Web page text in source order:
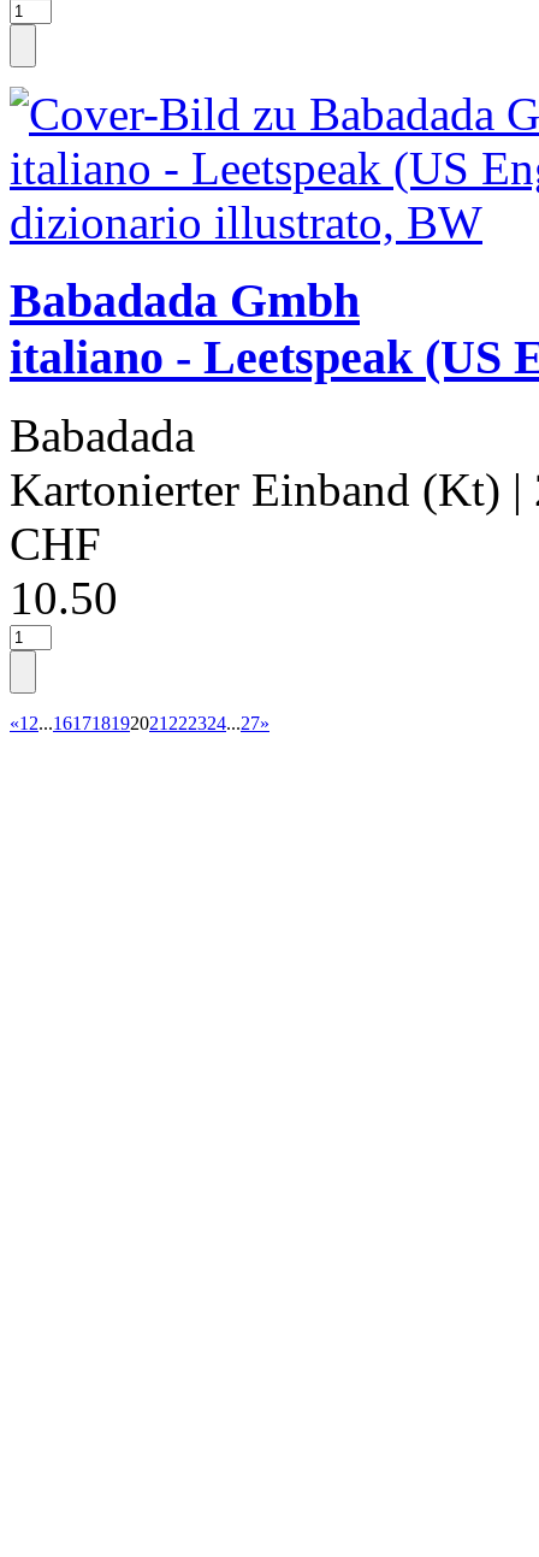
Babadada Gmbh
italiano - Leetspeak (US
Babadada
Kartonierter Einband (Kt) |
CHF
10.50
«1 2...161718192021 222324...27»